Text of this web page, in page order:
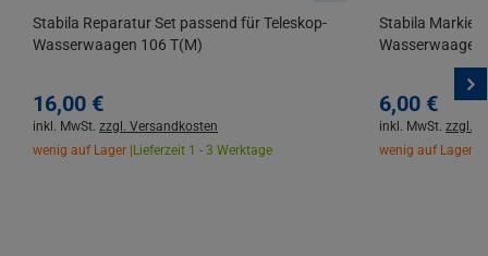
Stabila Reparatur Set passend für Teleskop-
Wasserwaagen 106 T(M)
16,00 €
inkl. MwSt. zzgl. Versandkosten
wenig auf Lager | Lieferzeit 1 - 3 Werktage
Stabila
Wasserwaage
6,00 €
inkl. MwSt. zzgl.
wenig auf Lager |